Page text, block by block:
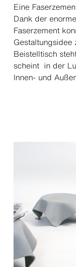
Eine
Dank der
Faserzement
Gestaltungsidee
Beistelltisch
scheint in der
Innen- und